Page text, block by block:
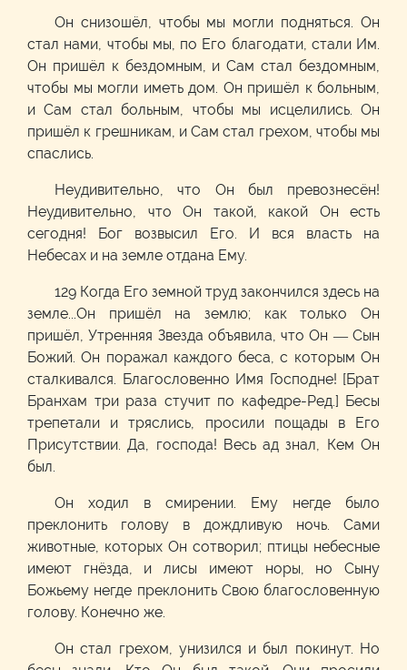
Он снизошёл, чтобы мы могли подняться. Он
стал нами, чтобы мы, по Его благодати, стали Им.
Он пришёл к бездомным, и Сам стал бездомным,
чтобы мы могли иметь дом. Он пришёл к больным,
и Сам стал больным, чтобы мы исцелились. Он
пришёл к грешникам, и Сам стал грехом, чтобы мы
спаслись.
Неудивительно, что Он был превознесён!
Неудивительно, что Он такой, какой Он есть
сегодня! Бог возвысил Его. И вся власть на
Небесах и на земле отдана Ему.
129 Когда Его земной труд закончился здесь на
земле...Он пришёл на землю; как только Он
пришёл, Утренняя Звезда объявила, что Он — Сын
Божий. Он поражал каждого беса, с которым Он
сталкивался. Благословенно Имя Господне! [Брат
Бранхам три раза стучит по кафедре-Ред.] Бесы
трепетали и тряслись, просили пощады в Его
Присутствии. Да, господа! Весь ад знал, Кем Он
был.
Он ходил в смирении. Ему негде было
преклонить голову в дождливую ночь. Сами
животные, которых Он сотворил; птицы небесные
имеют гнёзда, и лисы имеют норы, но Сыну
Божьему негде преклонить Свою благословенную
голову. Конечно же.
Он стал грехом, унизился и был покинут. Но